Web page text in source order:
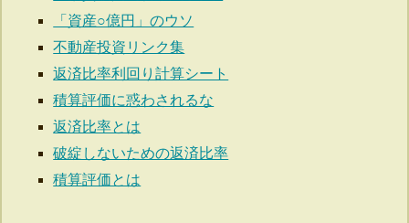
「資産○億円」のウソ
不動産投資リンク集
返済比率利回り計算シート
積算評価に惑わされるな
返済比率とは
破綻しないための返済比率
積算評価とは